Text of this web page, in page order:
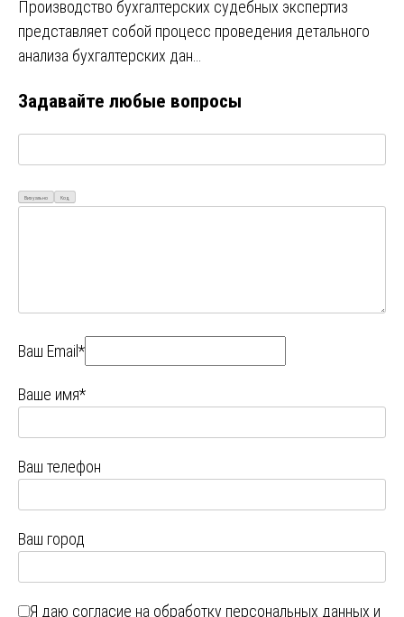
Производство бухгалтерских судебных экспертиз
представляет собой процесс проведения детального
анализа бухгалтерских дан…
Задавайте любые вопросы
Визуально Код
Ваш Email*
Ваше имя*
Ваш телефон
Ваш город
Я даю согласие на обработку персональных данных и